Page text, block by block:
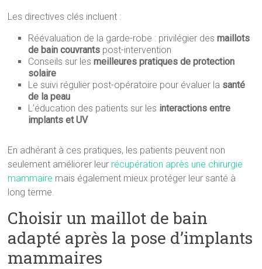
Les directives clés incluent :
Réévaluation de la garde-robe : privilégier desmaillots
de bain couvrants post-intervention
Conseils sur lesmeilleures pratiques de protection
solaire
Le suivi régulier post-opératoire pour évaluer la santé
de la peau
L’éducation des patients sur les interactions entre
implants et UV
En adhérant à ces pratiques, les patients peuvent non
seulement améliorer leur récupération après une chirurgie
mammaire mais également mieux protéger leur santé à
long terme.
Choisir un maillot de bain
adapté après la pose d’implants
mammaires